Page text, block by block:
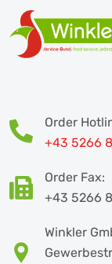
Order
+43 5266
Order Fax:
+43 5266
Winkler